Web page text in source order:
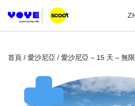
首頁 / 愛沙尼亞 / 愛沙尼亞 – 15 天 – 無